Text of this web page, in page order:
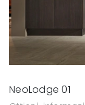
NeoLodge 01